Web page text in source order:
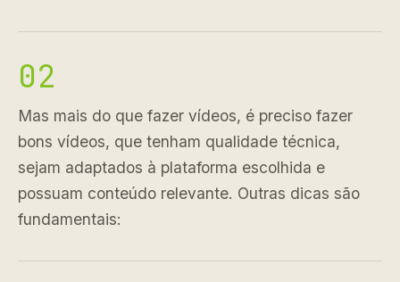
02
Mas mais do que fazer vídeos, é preciso fazer
bons vídeos, que tenham qualidade técnica,
sejam adaptados à plataforma escolhida e
possuam conteúdo relevante. Outras dicas são
fundamentais: